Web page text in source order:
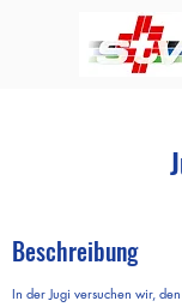
Beschreibung
In der Jugi versuchen wir,